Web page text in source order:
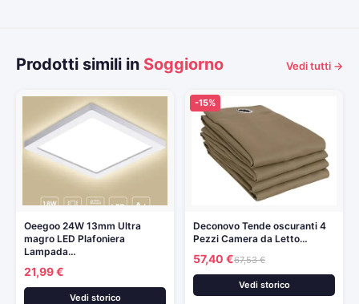
Prodotti simili in Soggiorno Vedi tutti →
Oeegoo 24W 13mm Ultra
magro LED Plafoniera
Lampada…
21,99 €
Vedi storico
-15%
Deconovo Tende oscuranti 4
Pezzi Camera da Letto…
57,40 €67,53 €
Vedi storico